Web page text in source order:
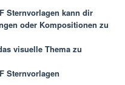
Sternvorlagen kann dir
oder Kompositionen zu
visuelle Thema zu
Sternvorlagen